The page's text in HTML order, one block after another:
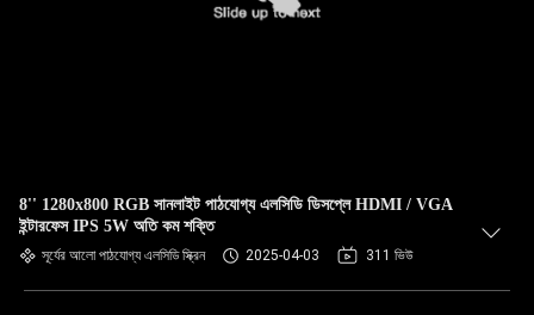
8'' 1280x800 RGB সানলাইট পাঠযোগ্য এলসিডি ডিসপ্লে HDMI / VGA
ইন্টারফেস IPS 5W অতি কম শক্তি
সূর্যের আলো পাঠযোগ্য এলসিডি স্ক্রিন 2025-04-03 311 ভিউ